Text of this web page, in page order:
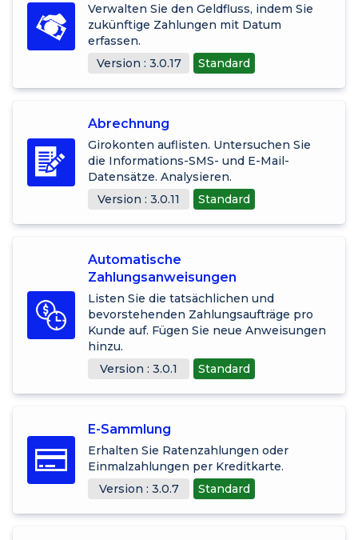
Verwalten Sie den Geldfluss, indem Sie
zukünftige Zahlungen mit Datum
erfassen.
Version : 3.0.17
Standard
Abrechnung
Girokonten auflisten. Untersuchen Sie
die Informations-SMS- und E-Mail-
Datensätze. Analysieren.
Version : 3.0.11
Standard
Automatische
Zahlungsanweisungen
Listen Sie die tatsächlichen und
bevorstehenden Zahlungsaufträge pro
Kunde auf. Fügen Sie neue Anweisungen
hinzu.
Version : 3.0.1
Standard
E-Sammlung
Erhalten Sie Ratenzahlungen oder
Einmalzahlungen per Kreditkarte.
Version : 3.0.7
Standard